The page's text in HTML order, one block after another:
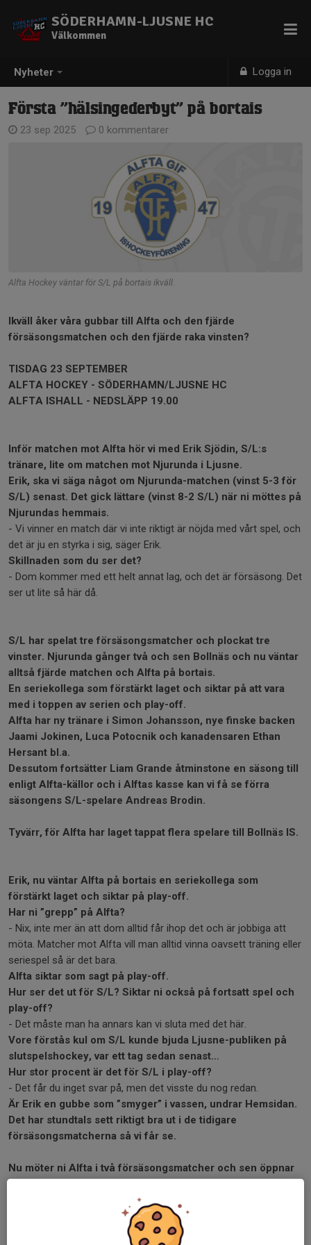
Nyheter Logga in
SÖDERHAMN-LJUSNE HC
Välkommen
Första ”hälsingederbyt” på bortais
23 sep 2025 0 kommentarer
Alfta Hockey väntar för S/L på bortais ikväll.
Ikväll åker våra gubbar till Alfta och den fjärde
försäsongsmatchen och den fjärde raka vinsten?
TISDAG 23 SEPTEMBER
ALFTA HOCKEY - SÖDERHAMN/LJUSNE HC
ALFTA ISHALL - NEDSLÄPP 19.00
Inför matchen mot Alfta hör vi med Erik Sjödin, S/L:s
tränare, lite om matchen mot Njurunda i Ljusne.
Erik, ska vi säga något om Njurunda-matchen (vinst 5-3 för
S/L) senast. Det gick lättare (vinst 8-2 S/L) när ni möttes på
Njurundas hemmais.
- Vi vinner en match där vi inte riktigt är nöjda med vårt spel, och
det är ju en styrka i sig, säger Erik.
Skillnaden som du ser det?
- Dom kommer med ett helt annat lag, och det är försäsong. Det
ser ut lite så här då.
S/L har spelat tre försäsongsmatcher och plockat tre
vinster. Njurunda gånger två och sen Bollnäs och nu väntar
alltså fjärde matchen och Alfta på bortais.
En seriekollega som förstärkt laget och siktar på att vara
med i toppen av serien och play-off.
Alfta har ny tränare i Simon Johansson, nye finske backen
Jaami Jokinen, Luca Potocnik och kanadensaren Ethan
Hersant bl.a.
Dessutom fortsätter Liam Grande åtminstone en säsong till
enligt Alfta-källor och i Alftas kasse kan vi få se förra
säsongens S/L-spelare Andreas Brodin.
Tyvärr, för Alfta har laget tappat flera spelare till Bollnäs IS.
Erik, nu väntar Alfta på bortais en seriekollega som
förstärkt laget och siktar på play-off.
Har ni ”grepp” på Alfta?
- Nix, inte mer än att dom alltid får ihop det och är jobbiga att
möta. Matcher mot Alfta vill man alltid vinna oavsett träning eller
seriespel så är det bara.
Alfta siktar som sagt på play-off.
Hur ser det ut för S/L? Siktar ni också på fortsatt spel och
play-off?
- Det måste man ha annars kan vi sluta med det här.
Vore förstås kul om S/L kunde bjuda Ljusne-publiken på
slutspelshockey, var ett tag sedan senast…
Hur stor procent är det för S/L i play-off?
- Det får du inget svar på, men det visste du nog redan.
Är Erik en gubbe som ”smyger” i vassen, undrar Hemsidan.
Det har stundtals sett riktigt bra ut i de tidigare
försäsongsmatcherna så vi får se.
Nu möter ni Alfta i två försäsongsmatcher och sen öppnar
ni mot Alfta i seriepremiären 3 oktober på hemmais
däremellan väntar Ånge lördag 27 september hemma i
Läge för taktiskt spel i de två försäsongsmatcherna mot